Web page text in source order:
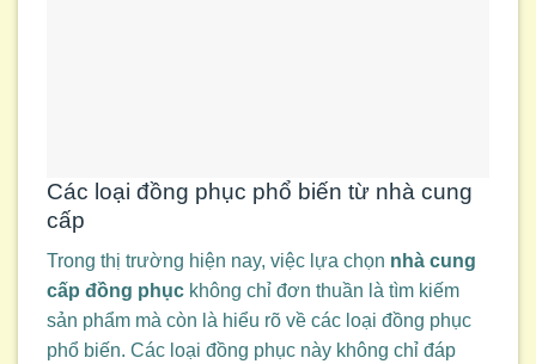
Các loại đồng phục phổ biến từ nhà cung
cấp
Trong thị trường hiện nay, việc lựa chọn nhà cung
cấp đồng phục không chỉ đơn thuần là tìm kiếm
sản phẩm mà còn là hiểu rõ về các loại đồng phục
phổ biến. Các loại đồng phục này không chỉ đáp